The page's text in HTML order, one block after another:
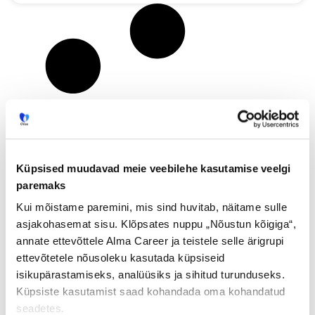
Küpsised muudavad meie veebilehe kasutamise veelgi
paremaks
Kui mõistame paremini, mis sind huvitab, näitame sulle
asjakohasemat sisu. Klõpsates nuppu „Nõustun kõigiga“,
annate ettevõttele Alma Career ja teistele selle ärigrupi
ettevõtetele nõusoleku kasutada küpsiseid
isikupärastamiseks, analüüsiks ja sihitud turunduseks.
Küpsiste kasutamist saad kohandada oma kohandatud
seadetes.